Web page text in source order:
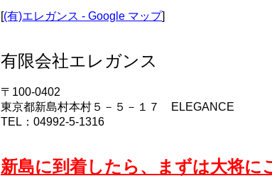
[(有)エレガンス - Google マップ]
有限会社エレガンス
〒100-0402
東京都新島村本村５－５－１７ ELEGANCE
TEL：04992-5-1316
新島に到着したら、まずは大将に